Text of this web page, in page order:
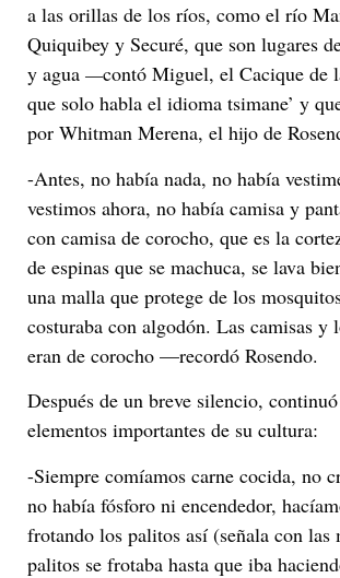
a las orillas de los ríos, como el río
Quiquibey y Securé, que son lugares
y agua —contó Miguel, el Cacique de
que solo habla el idioma tsimane’ y
por Whitman Merena, el hijo de
-Antes, no había nada, no había
vestimos ahora, no había camisa y
con camisa de corocho, que es la
de espinas que se machuca, se lava
una malla que protege de los
costuraba con algodón. Las camisas y
eran de corocho —recordó Rosendo.
Después de un breve silencio,
elementos importantes de su cultura:
-Siempre comíamos carne cocida, no
no había fósforo ni encendedor,
frotando los palitos así (señala con las
palitos se frotaba hasta que iba